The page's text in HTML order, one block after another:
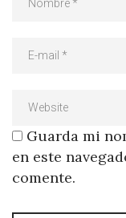
Guarda mi
en este
comente.